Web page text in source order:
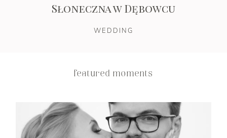
Słoneczna w Dębowcu
WEDDING
featured moments